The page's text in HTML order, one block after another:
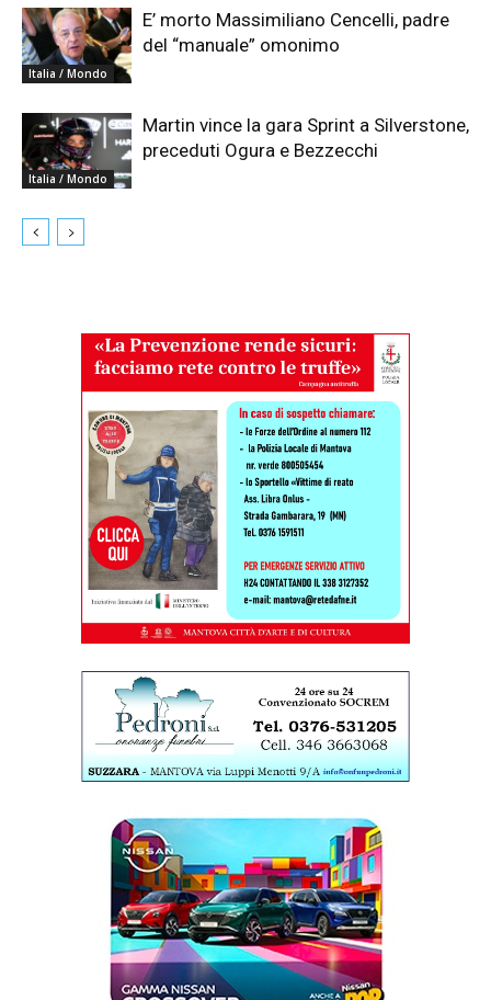
Italia / Mondo
E’ morto Massimiliano Cencelli, padre
del “manuale” omonimo
Italia / Mondo
Martin vince la gara Sprint a Silverstone,
preceduti Ogura e Bezzecchi